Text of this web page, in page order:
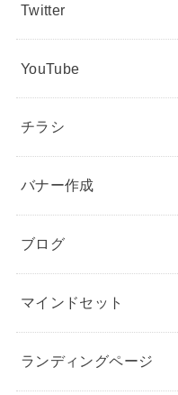
Twitter
YouTube
チラシ
バナー作成
ブログ
マインドセット
ランディングページ